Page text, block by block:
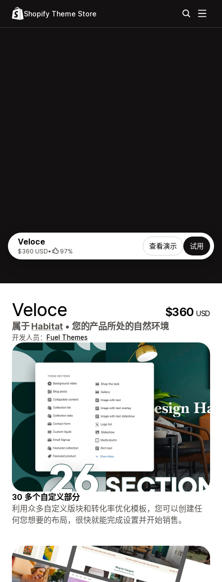
Shopify Theme Store
Veloce
$360 USD• 97%
查看演示 试用
Veloce $360USD
属于Habitat • 您的产品所处的自然环境
开发人员： Fuel Themes
30 多个自定义部分
利用众多自定义版块和转化率优化模板，您可以创建任
何您想要的布局，很快就能完成设置并开始销售。